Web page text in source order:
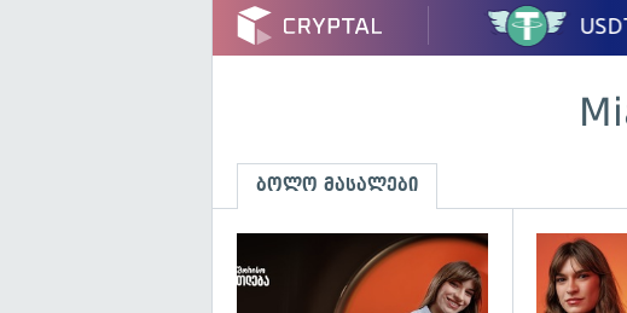
ბოლო მასალები